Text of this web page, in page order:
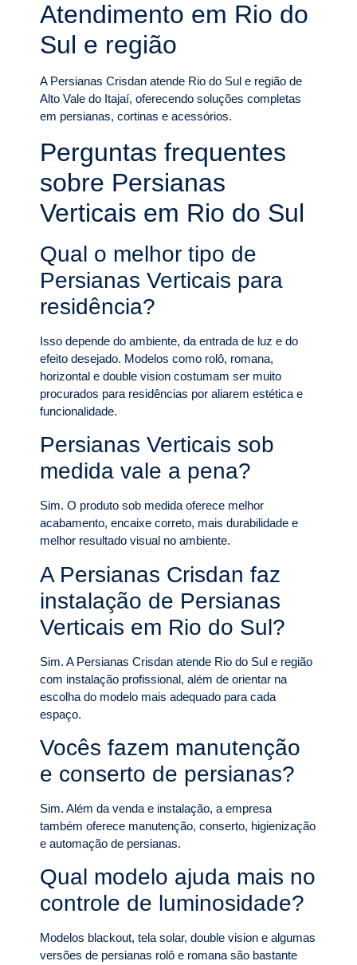
Atendimento em Rio do
Sul e região
A Persianas Crisdan atende Rio do Sul e região de
Alto Vale do Itajaí, oferecendo soluções completas
em persianas, cortinas e acessórios.
Perguntas frequentes
sobre Persianas
Verticais em Rio do Sul
Qual o melhor tipo de
Persianas Verticais para
residência?
Isso depende do ambiente, da entrada de luz e do
efeito desejado. Modelos como rolô, romana,
horizontal e double vision costumam ser muito
procurados para residências por aliarem estética e
funcionalidade.
Persianas Verticais sob
medida vale a pena?
Sim. O produto sob medida oferece melhor
acabamento, encaixe correto, mais durabilidade e
melhor resultado visual no ambiente.
A Persianas Crisdan faz
instalação de Persianas
Verticais em Rio do Sul?
Sim. A Persianas Crisdan atende Rio do Sul e região
com instalação profissional, além de orientar na
escolha do modelo mais adequado para cada
espaço.
Vocês fazem manutenção
e conserto de persianas?
Sim. Além da venda e instalação, a empresa
também oferece manutenção, conserto, higienização
e automação de persianas.
Qual modelo ajuda mais no
controle de luminosidade?
Modelos blackout, tela solar, double vision e algumas
versões de persianas rolô e romana são bastante